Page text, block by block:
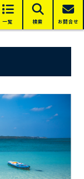
一覧 検索 お問合せ